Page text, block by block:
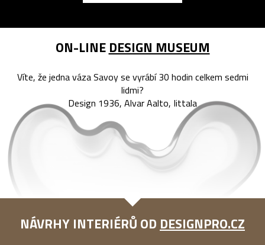
ON-LINE DESIGN MUSEUM
Víte, že jedna váza Savoy se vyrábí 30 hodin celkem sedmi
lidmi?
Design 1936, Alvar Aalto, Iittala
NÁVRHY INTERIÉRŮ OD DESIGNPRO.CZ